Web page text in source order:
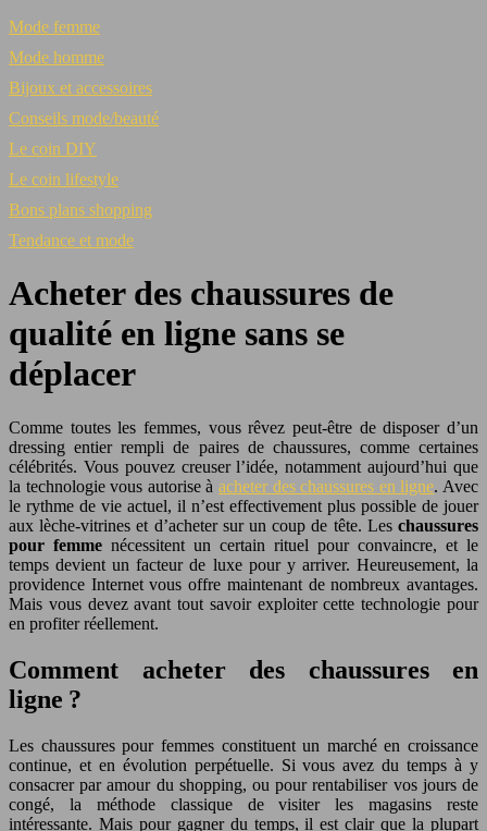
Mode femme
Mode homme
Bijoux et accessoires
Conseils mode/beauté
Le coin DIY
Le coin lifestyle
Bons plans shopping
Tendance et mode
Acheter des chaussures de
qualité en ligne sans se
déplacer
Comme toutes les femmes, vous rêvez peut-être de disposer d’un
dressing entier rempli de paires de chaussures, comme certaines
célébrités. Vous pouvez creuser l’idée, notamment aujourd’hui que
la technologie vous autorise à acheter des chaussures en ligne. Avec
le rythme de vie actuel, il n’est effectivement plus possible de jouer
aux lèche-vitrines et d’acheter sur un coup de tête. Leschaussures
pour femme nécessitent un certain rituel pour convaincre, et le
temps devient un facteur de luxe pour y arriver. Heureusement, la
providence Internet vous offre maintenant de nombreux avantages.
Mais vous devez avant tout savoir exploiter cette technologie pour
en profiter réellement.
Comment acheter des chaussures en
ligne ?
Les chaussures pour femmes constituent un marché en croissance
continue, et en évolution perpétuelle. Si vous avez du temps à y
consacrer par amour du shopping, ou pour rentabiliser vos jours de
congé, la méthode classique de visiter les magasins reste
intéressante. Mais pour gagner du temps, il est clair que la plupart